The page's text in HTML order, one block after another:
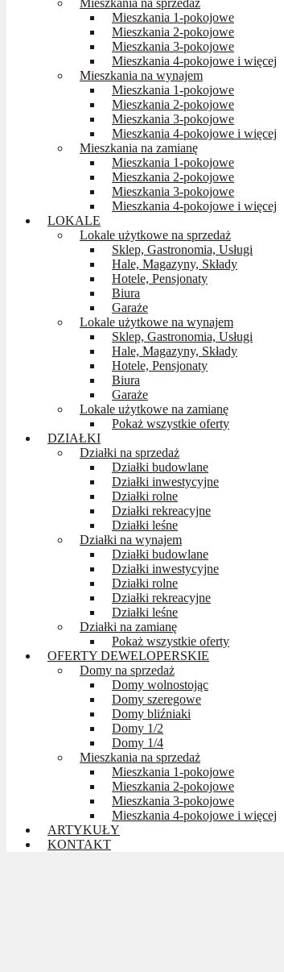
Mieszkania 1-pokojowe
Mieszkania 2-pokojowe
Mieszkania 3-pokojowe
Mieszkania 4-pokojowe i więcej
Mieszkania na wynajem
Mieszkania 1-pokojowe
Mieszkania 2-pokojowe
Mieszkania 3-pokojowe
Mieszkania 4-pokojowe i więcej
Mieszkania na zamianę
Mieszkania 1-pokojowe
Mieszkania 2-pokojowe
Mieszkania 3-pokojowe
Mieszkania 4-pokojowe i więcej
LOKALE
Lokale użytkowe na sprzedaż
Sklep, Gastronomia, Usługi
Hale, Magazyny, Składy
Hotele, Pensjonaty
Biura
Garaże
Lokale użytkowe na wynajem
Sklep, Gastronomia, Usługi
Hale, Magazyny, Składy
Hotele, Pensjonaty
Biura
Garaże
Lokale użytkowe na zamianę
Pokaż wszystkie oferty
DZIAŁKI
Działki na sprzedaż
Działki budowlane
Działki inwestycyjne
Działki rolne
Działki rekreacyjne
Działki leśne
Działki na wynajem
Działki budowlane
Działki inwestycyjne
Działki rolne
Działki rekreacyjne
Działki leśne
Działki na zamianę
Pokaż wszystkie oferty
OFERTY DEWELOPERSKIE
Domy na sprzedaż
Domy wolnostojąc
Domy szeregowe
Domy bliźniaki
Domy 1/2
Domy 1/4
Mieszkania na sprzedaż
Mieszkania 1-pokojowe
Mieszkania 2-pokojowe
Mieszkania 3-pokojowe
Mieszkania 4-pokojowe i więcej
ARTYKUŁY
KONTAKT